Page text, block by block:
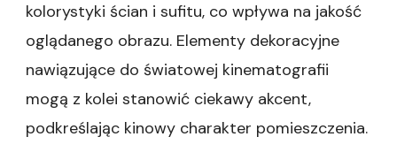
kolorystyki ścian i sufitu, co wpływa na jakość
oglądanego obrazu. Elementy dekoracyjne
nawiązujące do światowej kinematografii
mogą z kolei stanowić ciekawy akcent,
podkreślając kinowy charakter pomieszczenia.